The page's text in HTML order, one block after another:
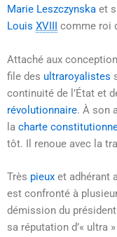
Marie Leszczynska et
Louis XVIII comme roi
Attaché aux
file des ultraroyalistes
continuité de l’État et
révolutionnaire. À son
la charte
tôt. Il renoue avec la
Très pieux et adhérant
est confronté à
démission du président
sa réputation d’« ultra